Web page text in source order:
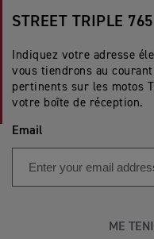
STREET TRIPLE 765
Indiquez votre adresse
vous tiendrons au
pertinents sur les motos
votre boîte de réception.
Email
ME